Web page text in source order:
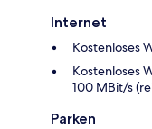
Internet
Kostenloses
Kostenloses
100 MBit/s
Parken